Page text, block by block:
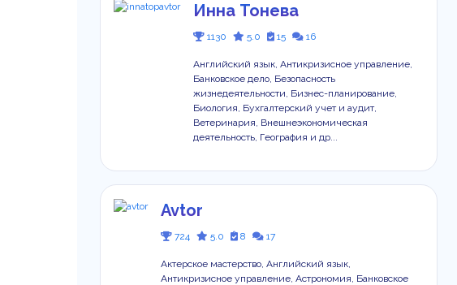
Инна Тонева
1130 5.0 15 16
Английский язык, Антикризисное управление,
Банковское дело, Безопасность
жизнедеятельности, Бизнес-планирование,
Биология, Бухгалтерский учет и аудит,
Ветеринария, Внешнеэкономическая
деятельность, География и др...
Avtor
724 5.0 8 17
Актерское мастерство, Английский язык,
Антикризисное управление, Астрономия, Банковское